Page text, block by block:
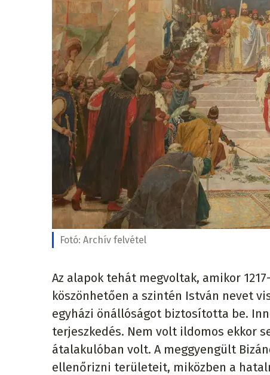
Fotó: Archív felvétel
Az alapok tehát megvoltak, amikor
köszönhetően a szintén István nevet
egyházi önállóságot biztosította be.
terjeszkedés. Nem volt ildomos ekkor
átalakulóban volt. A meggyengült
ellenőrizni területeit, miközben a